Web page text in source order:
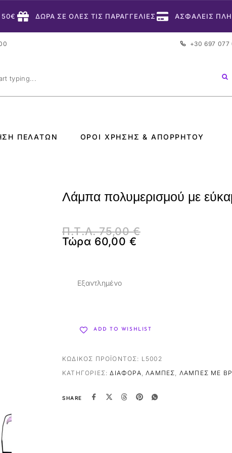
ΔΩΡΑ ΣΕ ΟΛΕΣ ΤΙΣ ΠΑΡΑΓΓΕΛΙΕΣ ΑΣΦΑΛΕΙΣ
+30 697 077
ΠΕΛΑΤΏΝ ΌΡΟΙ ΧΡΉΣΗΣ & ΑΠΟΡΡΉΤΟΥ
Λάμπα πολυμερισμού με
Π.Τ.Λ.75,00€
Τώρα 60,00 €
Εξαντλημένο
ADD TO WISHLIST
ΚΩΔΙΚΌΣ ΠΡΟΪΌΝΤΟΣ: L5002
ΚΑΤΗΓΟΡΊΕΣ:ΔΙΆΦΟΡΑ ,ΛΆΜΠΕΣ ΛΆΜΠΕΣ ΜΕ
SHARE